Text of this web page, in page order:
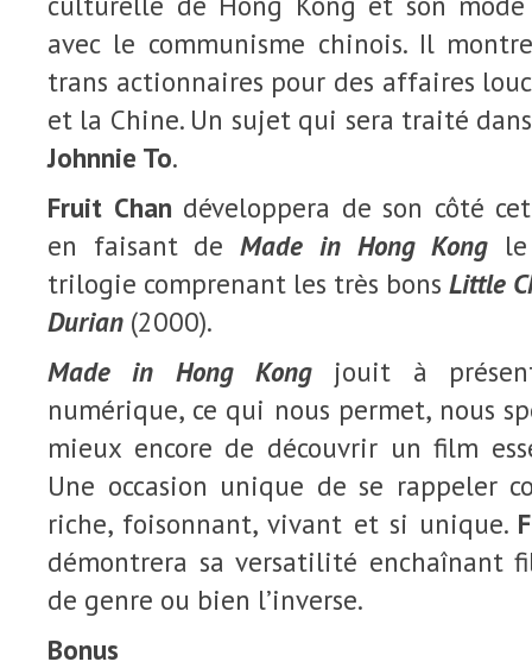
avec le communisme chinois. Il
trans actionnaires pour des affaires
et la Chine. Un sujet qui sera traité
Johnnie To.
Fruit Chan développera de son côté
en faisant deMade in Hong Kong
trilogie comprenant les très bons Little
Durian (2000).
Made in Hong Kong jouit à
numérique, ce qui nous permet, nous
mieux encore de découvrir un film
Une occasion unique de se rappeler
riche, foisonnant, vivant et si unique.
démontrera sa versatilité enchaînant
de genre ou bien l’inverse.
Bonus